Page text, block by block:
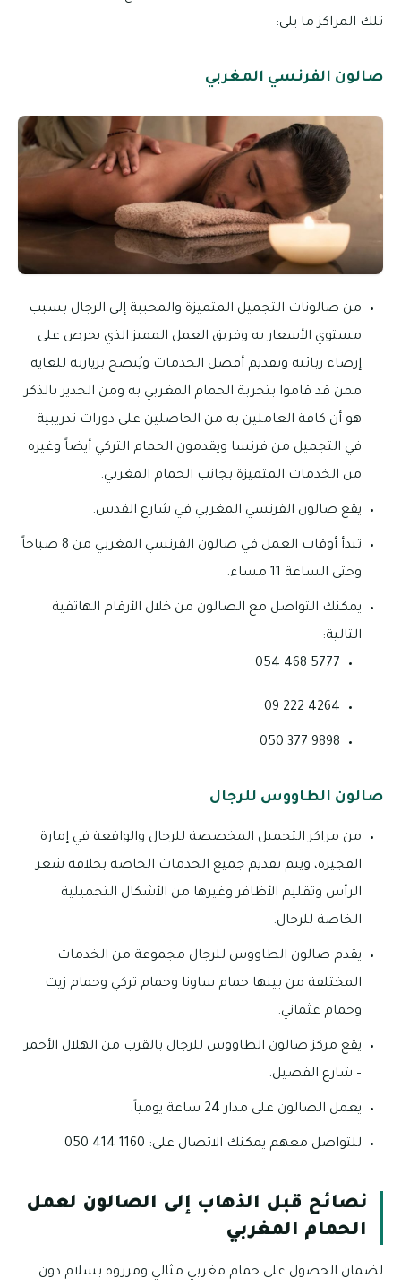
تلك المراكز ما يلي:
صالون الفرنسي المغربي
من صالونات التجميل المتميزة والمحببة إلى الرجال بسبب
مستوي الأسعار به وفريق العمل المميز الذي يحرص على
إرضاء زبائنه وتقديم أفضل الخدمات ويُنصح بزيارته للغاية
ممن قد قاموا بتجربة الحمام المغربي به ومن الجدير بالذكر
هو أن كافة العاملين به من الحاصلين على دورات تدريبية
في التجميل من فرنسا ويقدمون الحمام التركي أيضاً وغيره
من الخدمات المتميزة بجانب الحمام المغربي.
يقع صالون الفرنسي المغربي في شارع القدس.
تبدأ أوقات العمل في صالون الفرنسي المغربي من 8 صباحاً
وحتى الساعة 11 مساء.
يمكنك التواصل مع الصالون من خلال الأرقام الهاتفية
التالية:
5777 468 054
4264 222 09
9898 377 050
صالون الطاووس للرجال
من مراكز التجميل المخصصة للرجال والواقعة في إمارة
الفجيرة، ويتم تقديم جميع الخدمات الخاصة بحلاقة شعر
الرأس وتقليم الأظافر وغيرها من الأشكال التجميلية
الخاصة للرجال.
يقدم صالون الطاووس للرجال مجموعة من الخدمات
المختلفة من بينها حمام ساونا وحمام تركي وحمام زيت
وحمام عثماني.
يقع مركز صالون الطاووس للرجال بالقرب من الهلال الأحمر
– شارع الفصيل.
يعمل الصالون على مدار 24 ساعة يومياً.
للتواصل معهم يمكنك الاتصال على: 1160 414 050
نصائح قبل الذهاب إلى الصالون لعمل
الحمام المغربي
لضمان الحصول على حمام مغربي مثالي ومرروه بسلام دون